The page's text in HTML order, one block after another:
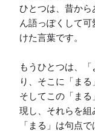
ひとつは、昔か
ん語っぽくして
けた言葉です。
もうひとつは、
り、そこに「まる
そしてこの「ま
現し、それらを組
「まる」は句点